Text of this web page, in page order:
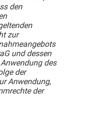
den
zur
und dessen
des
der
Anwendung,
der